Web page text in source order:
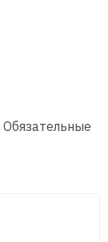
Обязательные